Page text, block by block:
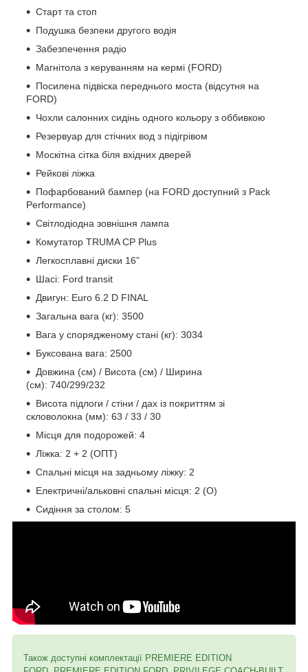
Старт та стоп
Подушка безпеки другого водія
Забезпечення радіо
Магнітола з керуванням на кермі (FORD)
Посилена підвіска переднього моста (відсутня на
FORD)
Чохли салонних сидінь одного кольору з оббивкою
Резервуар для стічних вод з підігрівом
Москітна сітка біля вхідних дверей
Рейкові ліжка
Пофарбований бампер (на FORD доступний з Pack
Performance)
Світлодіодна зовнішня лампа
Комутатор TRUMA CP Plus
Легкосплавні диски 16”
Шасі: Ford transit
Двигун: Euro 6.2 D FINAL
Загальна вага (кг): 3500
Вага у спорядженому стані (кг): 3034
Буксована вага: 2500
Довжина (см) / Висота (см) / Ширина
(см): 740/299/232
Висота підлоги / стіни / дах із покриттям зі
скловолокна (мм): 63 / 33 / 30
Місця для подорожей: 4
Ліжка: 2 + 2 (ОПТ)
Спальні місця на задньому ліжку: 2
Електричні/альковні спальні місця: 2 (О)
Сидіння за столом: 5
Також доступні комплектації PREMIЕRE ЕDITION